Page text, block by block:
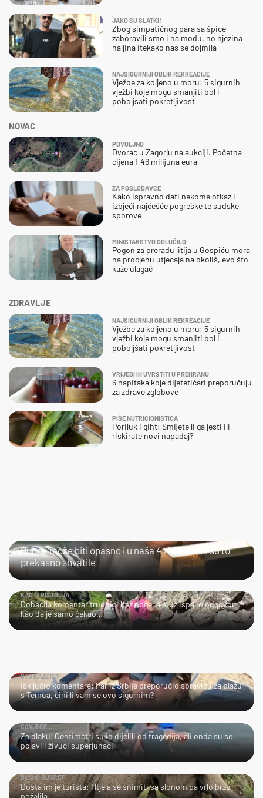
ZDRAVLJE
NAJSIGURNIJI OBLIK REKREACIJE
Vježbe za koljeno u moru: 5 sigurnih
vježbi koje mogu smanjiti bol i
poboljšati pokretljivost
VRIJEDI IH UVRSTITI U PREHRANU
6 napitaka koje dijetetičari preporučuju
za zdrave zglobove
PIŠE NUTRICIONISTICA
Poriluk i giht: Smijete li ga jesti ili
riskirate novi napadaj?
NOVAC
POVOLJNO
Dvorac u Zagorju na aukciji. Početna
cijena 1,46 milijuna eura
ZA POSLODAVCE
Kako ispravno dati nekome otkaz i
izbjeći najčešće pogreške te sudske
sporove
MINISTARSTVO ODLUČILO
Pogon za preradu litija u Gospiću mora
na procjenu utjecaja na okoliš, evo što
kaže ulagač
JAKO SU SLATKI!
Zbog simpatičnog para sa špice
zaboravili smo i na modu, no njezina
haljina itekako nas se dojmila
NAJSIGURNIJI OBLIK REKREACIJE
Vježbe za koljeno u moru: 5 sigurnih
vježbi koje mogu smanjiti bol i
poboljšati pokretljivost
JAO...
Sunce može biti opasno i u naša 4 zida, a one su to
prekasno shvatile
KAO IZ PIŠTOLJA
Dobacila komentar trudnici bez noge, a muž ispalio odgovor
kao da je samo čekao…
ŠTO KAŽETE?
Isključio komentare: Par iz Srbije preporučio spravicu za plažu
s Temua, čini li vam se ovo sigurnim?
ČOVJEČE…
Za dlaku! Centimetri su ih dijelili od tragedija, ali onda su se
pojavili živući superjunaci
BLISKI SUSRET
Dosta im je turista: Htjela se snimiti sa slonom pa vrlo brzo